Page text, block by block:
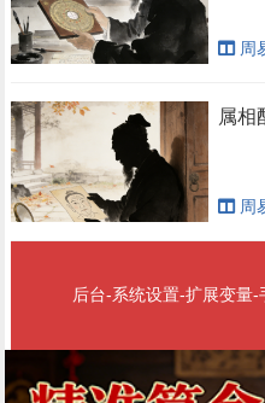
周
属相
周
后台-系统设置-扩展变量